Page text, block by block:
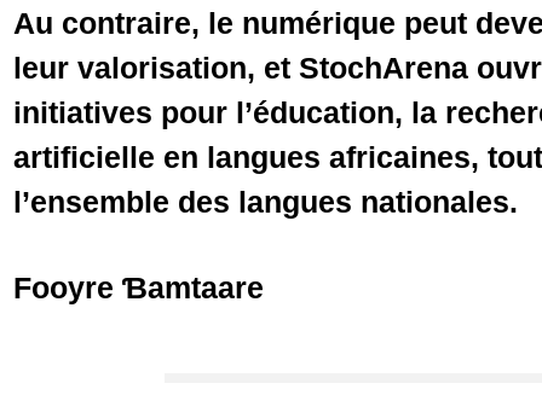
Au contraire, le numérique peut
leur valorisation, et StochArena
initiatives pour l’éducation, la
artificielle en langues africaines,
l’ensemble des langues nationales.
Fooyre Ɓamtaare